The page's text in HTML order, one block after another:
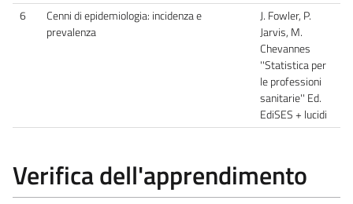
6
Cenni di epidemiologia: incidenza e
prevalenza
J. Fowler, P.
Jarvis, M.
Chevannes
''Statistica per
le professioni
sanitarie'' Ed.
EdiSES + lucidi
Verifica dell'apprendimento